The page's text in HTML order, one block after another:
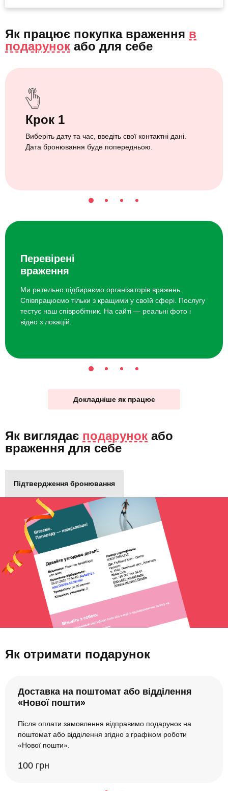
Як працює покупка враження в
подарунок або для себе
Крок 1
Виберіть дату та час, введіть свої контактні дані.
Дата бронювання буде попередньою.
Перевірені
враження
Ми ретельно підбираємо організаторів вражень.
Співпрацюємо тільки з кращими у своїй сфері. Послугу
тестує наш співробітник. На сайті — реальні фото і
відео з локацій.
Докладніше як працює
Як виглядає подарунок або
враження для себе
Підтвердження бронювання
Як отримати подарунок
Доставка на поштомат або відділення
«Нової пошти»
Після оплати замовлення відправимо подарунок на
поштомат або відділення згідно з графіком роботи
«Нової пошти».
100 грн